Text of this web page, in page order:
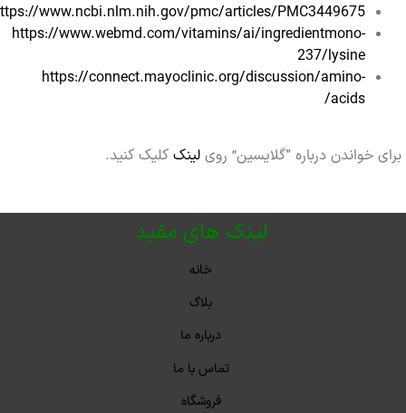
https://www.ncbi.nlm.nih.gov/pmc/articles/PMC3449675/
https://www.webmd.com/vitamins/ai/ingredientmono-
237/lysine
https://connect.mayoclinic.org/discussion/amino-
acids/
درباره “گلایسین” روی لینک کلیک کنید.
لینک های مفید
درباره ما
تماس با ما
فروشگاه